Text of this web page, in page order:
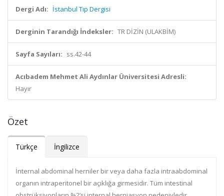
Dergi Adı: İstanbul Tıp Dergisi
Derginin Tarandığı İndeksler: TR DİZİN (ULAKBİM)
Sayfa Sayıları: ss.42-44
Acıbadem Mehmet Ali Aydınlar Üniversitesi Adresli:
Hayır
Özet
Türkçe İngilizce
İnternal abdominal herniler bir veya daha fazla intraabdominal
organın intraperitonel bir açıklığa girmesidir. Tüm intestinal